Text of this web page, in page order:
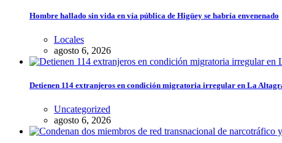
Hombre hallado sin vida en vía pública de Higüey se habría envenenado
Locales
agosto 6, 2026
Detienen 114 extranjeros en condición migratoria irregular en La
Uncategorized
agosto 6, 2026